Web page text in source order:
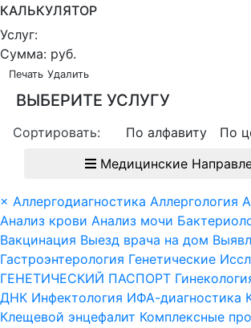
КАЛЬКУЛЯТОР
Услуг:
Сумма: руб.
Печать Удалить
ВЫБЕРИТЕ УСЛУГУ
Сортировать: По алфавиту
По
Медицинские
× Аллергодиагностика Аллергология
Анализ крови Анализ мочи
Вакцинация Выезд врача на дом
Гастроэнтерология Генетические
ГЕНЕТИЧЕСКИЙ ПАСПОРТ
ДНК Инфектология ИФА-диагностика
Клещевой энцефалит Комплексные